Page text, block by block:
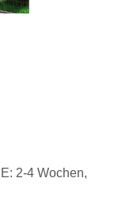
2-4 Wochen,